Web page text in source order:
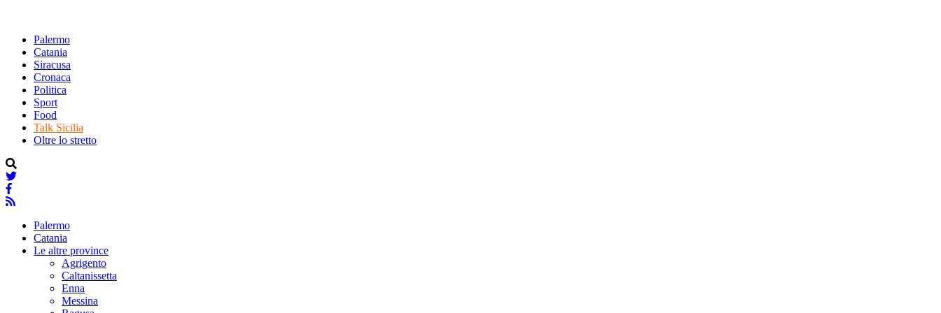
Palermo
Catania
Siracusa
Cronaca
Politica
Sport
Food
Talk Sicilia
Oltre lo stretto
Palermo
Catania
Le altre province
Agrigento
Caltanissetta
Enna
Messina